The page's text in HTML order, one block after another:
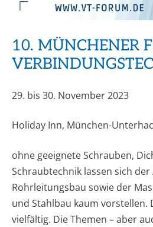
10. MÜNCHENER
29. bis 30. November 2023
Holiday Inn, München-
ohne geeignete Schrauben,
Schraubtechnik lassen sich der
Rohrleitungsbau sowie der
und Stahlbau kaum vorstellen.
vielfältig. Die Themen – aber